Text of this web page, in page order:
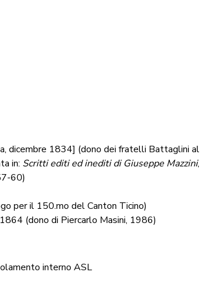
dicembre 1834] (dono dei fratelli Battaglini al
in: Scritti editi ed inediti di Giuseppe Mazzini,
60)
per il 150.mo del Canton Ticino)
(dono di Piercarlo Masini, 1986)
interno ASL